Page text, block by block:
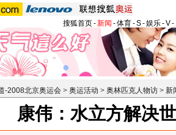
搜狐首页-新闻 -体育-S-娱乐-V-
-2008北京奥运会 > 奥运活动 > 奥林匹克人物访 > 新
康伟：水立方解决